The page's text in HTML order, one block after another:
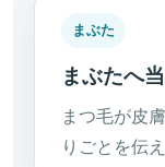
まぶた
まぶたへ
まつ毛が皮
りごとを伝え